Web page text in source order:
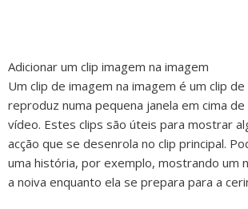
Adicionar um clip imagem na imagem
Um clip de imagem na imagem é um clip
reproduz numa pequena janela em cima
vídeo. Estes clips são úteis para mostrar
acção que se desenrola no clip principal.
uma história, por exemplo, mostrando um
a noiva enquanto ela se prepara para a